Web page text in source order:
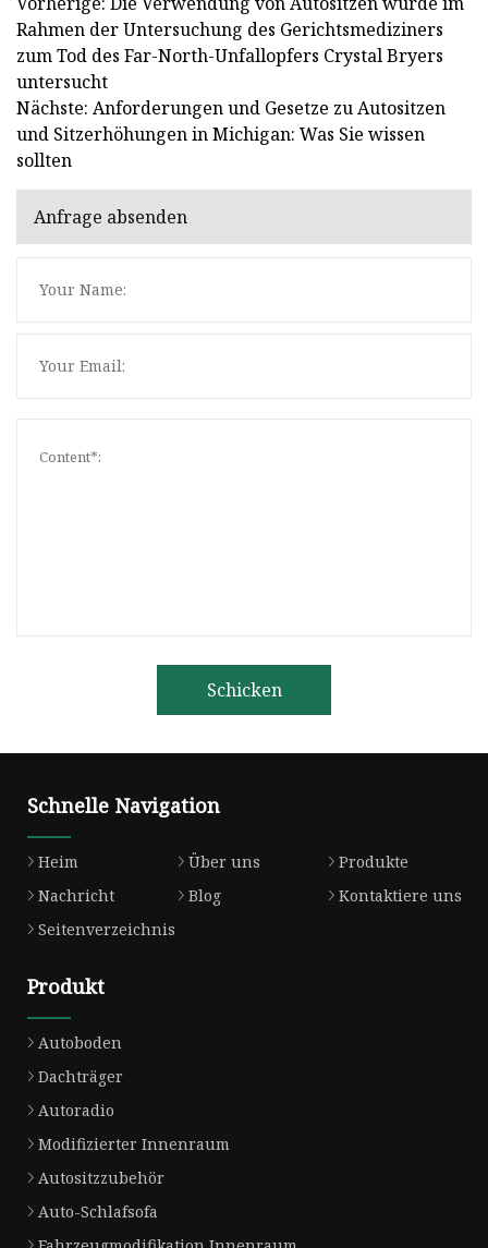
Rahmen der Untersuchung des Gerichtsmediziners
zum Tod des Far-North-Unfallopfers Crystal Bryers
untersucht
Nächste: Anforderungen und Gesetze zu Autositzen
und Sitzerhöhungen in Michigan: Was Sie wissen
sollten
Anfrage absenden
Schicken
Schnelle Navigation
Heim Über uns
Produkte
Nachricht
Blog
Kontaktiere uns
Seitenverzeichnis
Produkt
Autoboden
Dachträger
Autoradio
Modifizierter Innenraum
Autositzzubehör
Auto-Schlafsofa